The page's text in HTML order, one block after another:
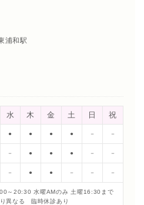
浦和駅
水 木 金 土 日 祝
● ● ● ● － －
－ ● ● ● － －
－ ● ● － － －
～20:30 水曜AMのみ 土曜16:30まで
異なる 臨時休診あり